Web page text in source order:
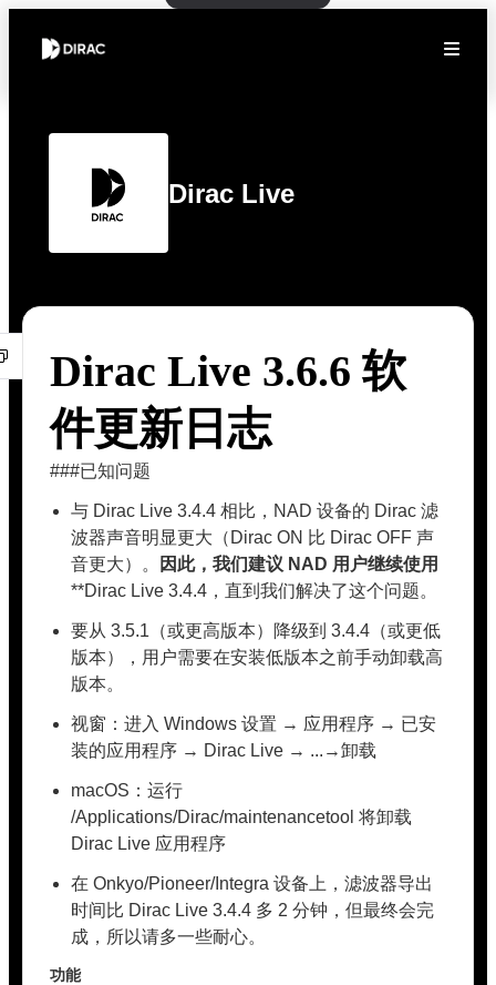
Dirac Live
Dirac Live 3.6.6 软
件更新日志
###已知问题
与 Dirac Live 3.4.4 相比，NAD 设备的 Dirac 滤
波器声音明显更大（Dirac ON 比 Dirac OFF 声
音更大）。
因此，我们建议 NAD 用户继续使用
**Dirac Live 3.4.4，直到我们解决了这个问题。
要从 3.5.1（或更高版本）降级到 3.4.4（或更低
版本），用户需要在安装低版本之前手动卸载高
版本。
视窗：进入 Windows 设置 → 应用程序 → 已安
装的应用程序 → Dirac Live → ...→卸载
macOS：运行
/Applications/Dirac/maintenancetool 将卸载
Dirac Live 应用程序
在 Onkyo/Pioneer/Integra 设备上，滤波器导出
时间比 Dirac Live 3.4.4 多 2 分钟，但最终会完
成，所以请多一些耐心。
功能